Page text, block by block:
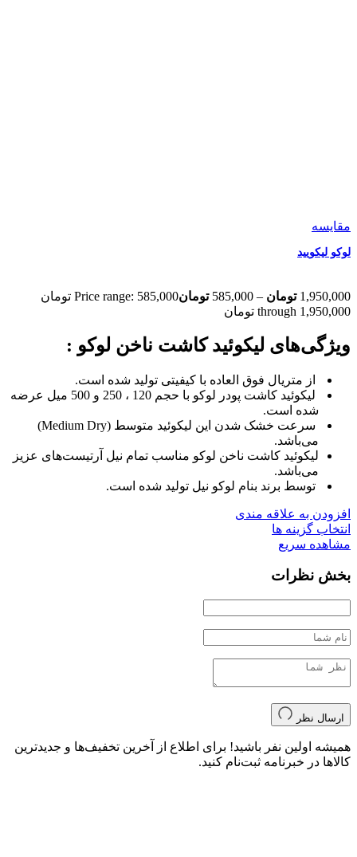
مقایسه
لوکو لیکویید
1,950,000 تومان –
585,000 تومان
Price range: 585,000 تومان
through 1,950,000 تومان
ویژگی‌های لیکوئید کاشت ناخن لوکو :
از متریال فوق العاده‌ با کیفیتی تولید شده‌ است.
لیکوئید کاشت پودر لوکو با حجم 120 ، 250 و 500 میل عرضه‌
شده‌‌ است.
سرعت خشک شدن این لیکوئید متوسط (Medium Dry)
می‌باشد.
لیکوئید کاشت ناخن لوکو مناسب تمام نیل آرتیست‌های عزیز
می‌باشد.
توسط برند بنام لوکو نیل تولید شده‌ است.
افزودن به علاقه مندی
انتخاب گزینه ها
مشاهده سریع
بخش نظرات
ارسال نظر
همیشه اولین نفر باشید! برای اطلاع از آخرین تخفیف‌ها و جدیدترین
کالاها در خبرنامه ثبت‌نام کنید.